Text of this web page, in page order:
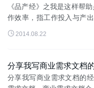
《品产经》之我是这样帮
作效率，指工作投入与产
取得的成绩与所用时间、
率，指最短的时间内高质...
 2014.08.22
分享我写商业需求文档
分享我写商业需求文档的